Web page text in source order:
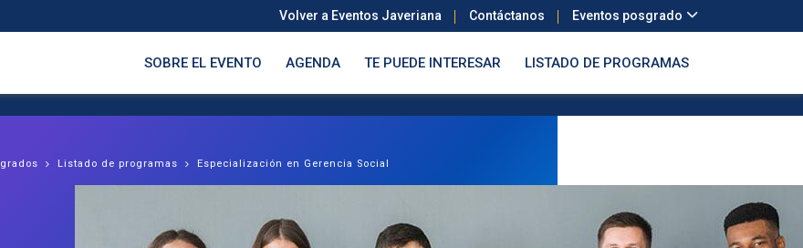
Volver a Eventos Javeriana Contáctanos Eventos posgrado
SOBRE EL EVENTO AGENDA TE PUEDE INTERESAR LISTADO DE PROGRAMAS
Listado de programas Especialización en Gerencia Social